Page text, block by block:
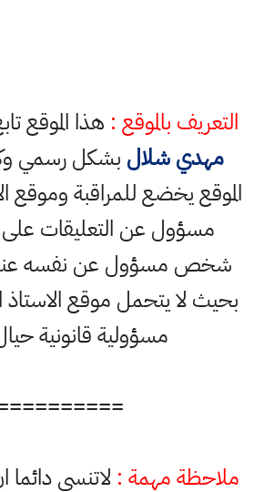
التعريف بالموقع : هذا الموقع
مهدي شلال بشكل رسمي
الموقع يخضع للمراقبة وموقع
مسؤول عن التعليقات على
شخص مسؤول عن نفسه عند
بحيث لا يتحمل موقع
مسؤولية قانونية
ملاحظة مهمة : لاتنسى دائما